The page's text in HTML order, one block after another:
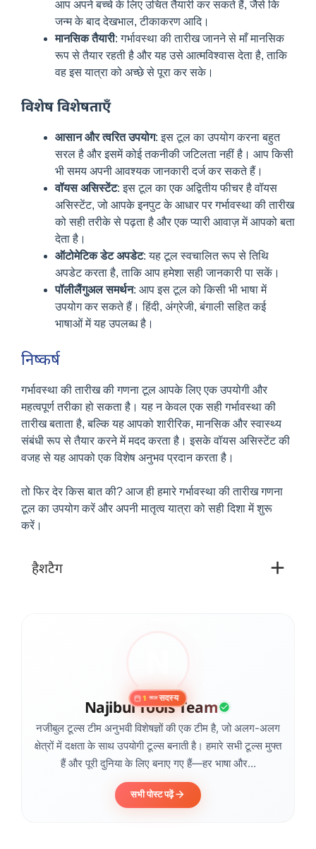
आप अपने बच्चे के लिए उचित तैयारी कर सकते हैं, जैसे कि
जन्म के बाद देखभाल, टीकाकरण आदि।
मानसिक तैयारी: गर्भावस्था की तारीख जानने से माँ मानसिक
रूप से तैयार रहती है और यह उसे आत्मविश्वास देता है, ताकि
वह इस यात्रा को अच्छे से पूरा कर सके।
विशेष विशेषताएँ
आसान और त्वरित उपयोग: इस टूल का उपयोग करना बहुत
सरल है और इसमें कोई तकनीकी जटिलता नहीं है। आप किसी
भी समय अपनी आवश्यक जानकारी दर्ज कर सकते हैं।
वॉयस असिस्टेंट: इस टूल का एक अद्वितीय फीचर है वॉयस
असिस्टेंट, जो आपके इनपुट के आधार पर गर्भावस्था की तारीख
को सही तरीके से पढ़ता है और एक प्यारी आवाज़ में आपको बता
देता है।
ऑटोमेटिक डेट अपडेट: यह टूल स्वचालित रूप से तिथि
अपडेट करता है, ताकि आप हमेशा सही जानकारी पा सकें।
पॉलीलैंगुअल समर्थन: आप इस टूल को किसी भी भाषा में
उपयोग कर सकते हैं। हिंदी, अंग्रेजी, बंगाली सहित कई
भाषाओं में यह उपलब्ध है।
निष्कर्ष
गर्भावस्था की तारीख की गणना टूल आपके लिए एक उपयोगी और
महत्वपूर्ण तरीका हो सकता है। यह न केवल एक सही गर्भावस्था की
तारीख बताता है, बल्कि यह आपको शारीरिक, मानसिक और स्वास्थ्य
संबंधी रूप से तैयार करने में मदद करता है। इसके वॉयस असिस्टेंट की
वजह से यह आपको एक विशेष अनुभव प्रदान करता है।
तो फिर देर किस बात की? आज ही हमारे गर्भावस्था की तारीख गणना
टूल का उपयोग करें और अपनी मातृत्व यात्रा को सही दिशा में शुरू
करें।
हैशटैग
1 सालसदस्य
Najibul Tools Team
नजीबुल टूल्स टीम अनुभवी विशेषज्ञों की एक टीम है, जो अलग-अलग
क्षेत्रों में दक्षता के साथ उपयोगी टूल्स बनाती है। हमारे सभी टूल्स मुफ्त
हैं और पूरी दुनिया के लिए बनाए गए हैं—हर भाषा और...
सभी पोस्ट पढ़ें